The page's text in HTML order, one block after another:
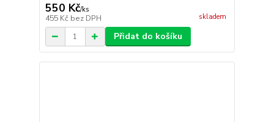
550 Kč/ks
455 Kč bez DPH skladem
Přidat do košíku